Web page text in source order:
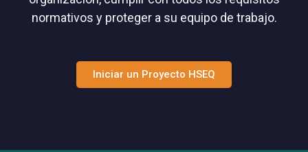
normativos y proteger a su equipo de trabajo.
Iniciar un Proyecto HSEQ